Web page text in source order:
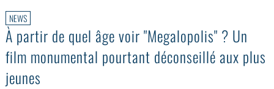
NEWS
À partir de quel âge voir "Megalopolis" ? Un
film monumental pourtant déconseillé aux plus
jeunes